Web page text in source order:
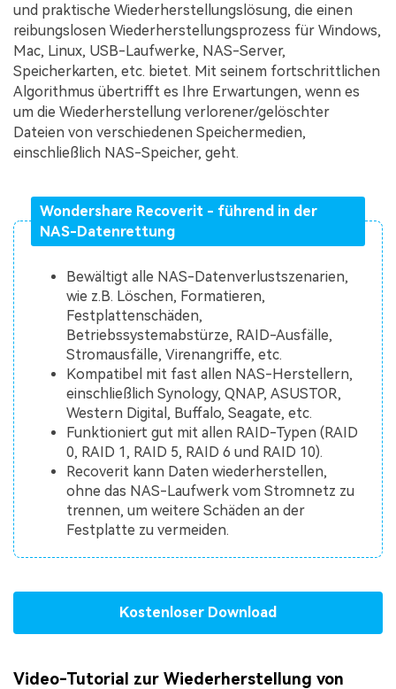
und praktische Wiederherstellungslösung, die einen
reibungslosen Wiederherstellungsprozess für Windows,
Mac, Linux, USB-Laufwerke, NAS-Server,
Speicherkarten, etc. bietet. Mit seinem fortschrittlichen
Algorithmus übertrifft es Ihre Erwartungen, wenn es
um die Wiederherstellung verlorener/gelöschter
Dateien von verschiedenen Speichermedien,
einschließlich NAS-Speicher, geht.
Wondershare Recoverit - führend in der
NAS-Datenrettung
Bewältigt alle NAS-Datenverlustszenarien,
wie z.B. Löschen, Formatieren,
Festplattenschäden,
Betriebssystemabstürze, RAID-Ausfälle,
Stromausfälle, Virenangriffe, etc.
Kompatibel mit fast allen NAS-Herstellern,
einschließlich Synology, QNAP, ASUSTOR,
Western Digital, Buffalo, Seagate, etc.
Funktioniert gut mit allen RAID-Typen (RAID
0, RAID 1, RAID 5, RAID 6 und RAID 10).
Recoverit kann Daten wiederherstellen,
ohne das NAS-Laufwerk vom Stromnetz zu
trennen, um weitere Schäden an der
Festplatte zu vermeiden.
Kostenloser Download
Video-Tutorial zur Wiederherstellung von